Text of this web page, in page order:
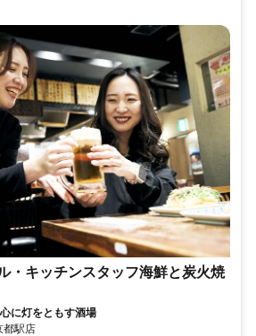
キッチンスタッフ海鮮と炭火焼
に灯をともす酒場
駅店